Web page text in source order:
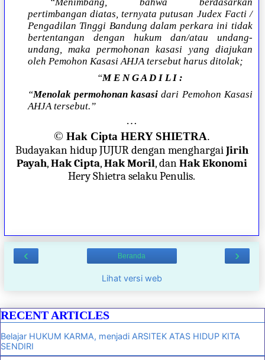
pertimbangan diatas, ternyata putusan Judex Facti /
Pengadilan Tinggi Bandung dalam perkara ini tidak
bertentangan dengan hukum dan/atau undang-
undang, maka permohonan kasasi yang diajukan
oleh Pemohon Kasasi AHJA tersebut harus ditolak;
“M E N G A D I L I :
“Menolak permohonan kasasi dari Pemohon Kasasi
AHJA tersebut.”
…
© Hak Cipta HERY SHIETRA.
Budayakan hidup JUJUR dengan menghargaiJirih
Payah,Hak Cipta,Hak Moril, danHak Ekonomi
Hery Shietra selaku Penulis.
‹ ›
Beranda
Lihat versi web
RECENT ARTICLES
Belajar HUKUM KARMA, menjadi ARSITEK ATAS HIDUP KITA
SENDIRI